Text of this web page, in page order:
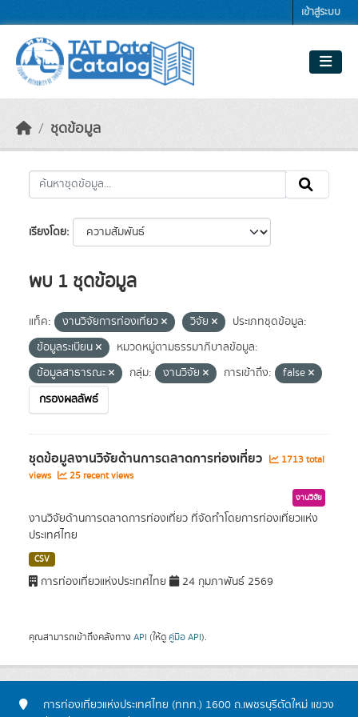
เข้าสู่ระบบ
ชุดข้อมูล
เรียงโดย
พบ 1 ชุดข้อมูล
แท็ค: งานวิจัยการท่องเที่ยว วิจัย
ประเภทชุดข้อมูล:
ข้อมูลระเบียน
หมวดหมู่ตามธรรมาภิบาลข้อมูล:
ข้อมูลสาธารณะ
กลุ่ม: งานวิจัย การเข้าถึง:
false
กรองผลลัพธ์
ชุดข้อมูลงานวิจัยด้านการตลาดการท่องเที่ยว
1713 total
views
25 recent views
งานวิจัย
งานวิจัยด้านการตลาดการท่องเที่ยว ที่จัดทำโดยการท่องเที่ยวแห่ง
ประเทศไทย
CSV
การท่องเที่ยวแห่งประเทศไทย 24 กุมภาพันธ์ 2569
คุณสามารถเข้าถึงคลังทาง API (ให้ดู คู่มือ API).
การท่องเที่ยวแห่งประเทศไทย (ททท.) 1600 ถ.เพชรบุรีตัดใหม่ แขวง